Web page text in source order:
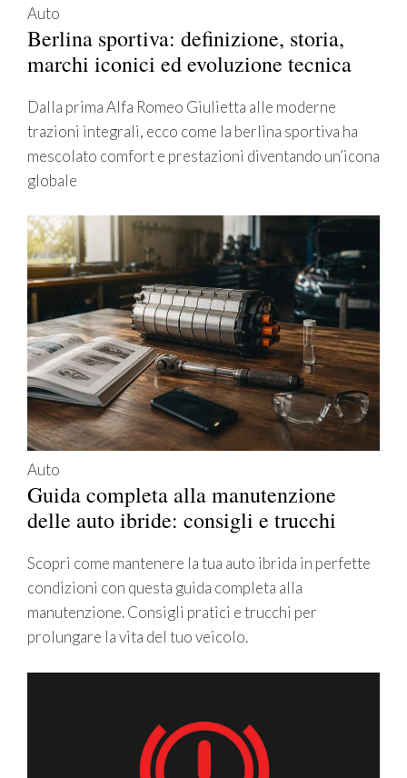
Auto
Berlina sportiva: definizione, storia,
marchi iconici ed evoluzione tecnica
Dalla prima Alfa Romeo Giulietta alle moderne
trazioni integrali, ecco come la berlina sportiva ha
mescolato comfort e prestazioni diventando un’icona
globale
Auto
Guida completa alla manutenzione
delle auto ibride: consigli e trucchi
Scopri come mantenere la tua auto ibrida in perfette
condizioni con questa guida completa alla
manutenzione. Consigli pratici e trucchi per
prolungare la vita del tuo veicolo.